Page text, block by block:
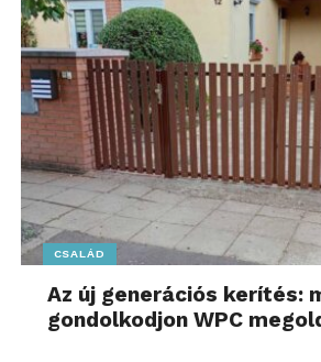
CSALÁD
Az új generációs kerítés:
gondolkodjon WPC